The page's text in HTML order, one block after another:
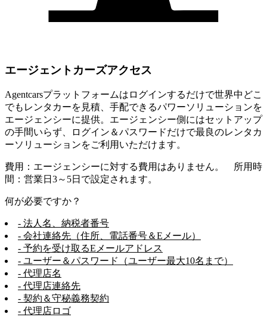
エージェントカーズアクセス
Agentcarsプラットフォームはログインするだけで世界中どこ
でもレンタカーを見積、手配できるパワーソリューションを
エージェンシーに提供。エージェンシー側にはセットアップ
の手間いらず、ログイン＆パスワードだけで最良のレンタカ
ーソリューションをご利用いただけます。
費用：エージェンシーに対する費用はありません。 所用時
間：営業日3～5日で設定されます。
何が必要ですか？
- 法人名、納税者番号
- 会社連絡先（住所、電話番号＆Eメール）
- 予約を受け取るEメールアドレス
- ユーザー＆パスワード（ユーザー最大10名まで）
- 代理店名
- 代理店連絡先
- 契約＆守秘義務契約
- 代理店ロゴ